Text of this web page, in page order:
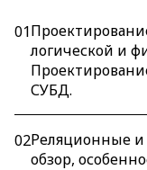
01
логической и
СУБД.
02Реляционные
обзор,